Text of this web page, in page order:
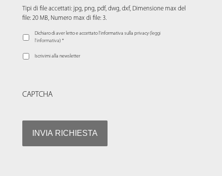
Tipi di file accettati: jpg, png, pdf, dwg, dxf, Dimensione max del
file: 20 MB, Numero max di file: 3.
Dichiaro di aver letto e accettato l’informativa sulla privacy (leggi
l'informativa) *
Iscrivimi alla newsletter
CAPTCHA